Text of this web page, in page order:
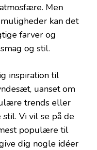
Men
kan det
farver og
og stil.
inspiration til
uanset om
trends eller
Vi vil se på de
populære til
dig nogle idéer